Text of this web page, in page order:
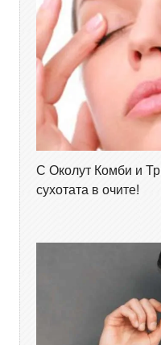
С Околут Комби и
сухотата в очите!